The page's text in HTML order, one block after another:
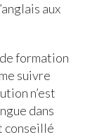
aux
formation
suivre
n’est
dans
conseillé